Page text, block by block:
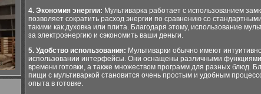
4. Экономия энергии: Мультиварка работает с использованием
позволяет сократить расход энергии по сравнению со
такими как духовка или плита. Благодаря этому, использование
за электроэнергию и сэкономить ваши деньги.
5. Удобство использования: Мультиварки обычно имеют
использовании интерфейсы. Они оснащены различными функциями
времени готовки, а также множеством программ для разных блюд.
пищи с мультиваркой становится очень простым и удобным
опыта в готовке.